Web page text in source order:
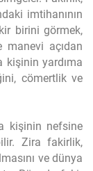
imtihanının
birini görmek,
manevi açıdan
kişinin yardıma
cömertlik ve
kişinin nefsine
Zira fakirlik,
ve dünya